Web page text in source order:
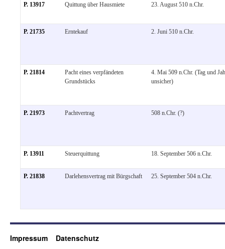
P. 13917 Quittung über Hausmiete 23. August 510 n.Chr.
P. 21735 Erntekauf 2. Juni 510 n.Chr.
P. 21814
Pacht eines verpfändeten
Grundstücks
4. Mai 509 n.Chr. (Tag und
unsicher)
P. 21973 Pachtvertrag 508 n.Chr. (?)
P. 13911 Steuerquittung 18. September 506 n.Chr.
P. 21838 Darlehensvertrag mit Bürgschaft 25. September 504 n.Chr.
Impressum Datenschutz